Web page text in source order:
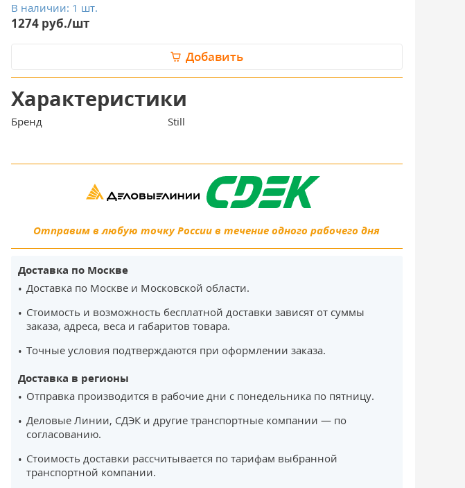
В наличии: 1 шт.
1274 руб./шт
Добавить
Характеристики
Бренд Still
Отправим в любую точку России в течение одного рабочего дня
Доставка по Москве
Доставка по Москве и Московской области.
Стоимость и возможность бесплатной доставки зависят от суммы
заказа, адреса, веса и габаритов товара.
Точные условия подтверждаются при оформлении заказа.
Доставка в регионы
Отправка производится в рабочие дни с понедельника по пятницу.
Деловые Линии, СДЭК и другие транспортные компании — по
согласованию.
Стоимость доставки рассчитывается по тарифам выбранной
транспортной компании.